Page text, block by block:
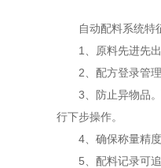
自动配料系统特
1、原料先进先出
2、配方登录管理
3、防止异物品。
行下步操作。
4、确保称量精度
5、配料记录可追